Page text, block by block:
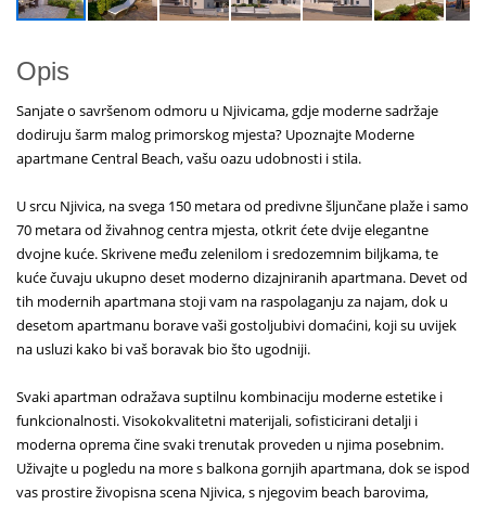
Opis
Sanjate o savršenom odmoru u Njivicama, gdje moderne sadržaje
dodiruju šarm malog primorskog mjesta? Upoznajte Moderne
apartmane Central Beach, vašu oazu udobnosti i stila.
U srcu Njivica, na svega 150 metara od predivne šljunčane plaže i samo
70 metara od živahnog centra mjesta, otkrit ćete dvije elegantne
dvojne kuće. Skrivene među zelenilom i sredozemnim biljkama, te
kuće čuvaju ukupno deset moderno dizajniranih apartmana. Devet od
tih modernih apartmana stoji vam na raspolaganju za najam, dok u
desetom apartmanu borave vaši gostoljubivi domaćini, koji su uvijek
na usluzi kako bi vaš boravak bio što ugodniji.
Svaki apartman odražava suptilnu kombinaciju moderne estetike i
funkcionalnosti. Visokokvalitetni materijali, sofisticirani detalji i
moderna oprema čine svaki trenutak proveden u njima posebnim.
Uživajte u pogledu na more s balkona gornjih apartmana, dok se ispod
vas prostire živopisna scena Njivica, s njegovim beach barovima,